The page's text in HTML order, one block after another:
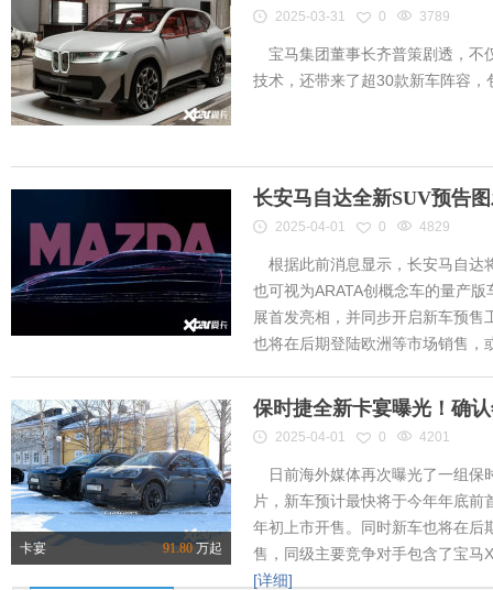
2025-03-31 0 3789
宝马集团董事长齐普策剧透，不
技术，还带来了超30款新车阵容
长安马自达全新SUV预告
2025-04-01 0 4829
根据此前消息显示，长安马自达
也可视为ARATA创概念车的量产
展首发亮相，并同步开启新车预售
也将在后期登陆欧洲等市场销售，
卡宴 91.80万起
保时捷全新卡宴曝光！确
2025-04-01 0 4201
日前海外媒体再次曝光了一组保
片，新车预计最快将于今年年底
年初上市开售。同时新车也将在后
售，同级主要竞争对手包含了宝马
[详细]